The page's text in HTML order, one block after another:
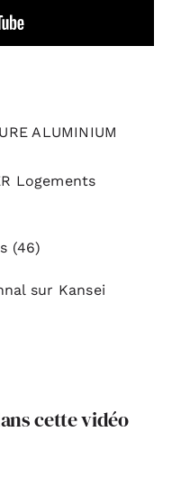
ALUMINIUM
Logements
(46)
sur Kansei
cette vidéo